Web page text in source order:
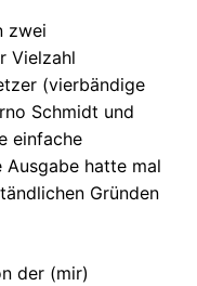
zwei
Vielzahl
(vierbändige
Schmidt und
einfache
hatte mal
Gründen
der (mir)